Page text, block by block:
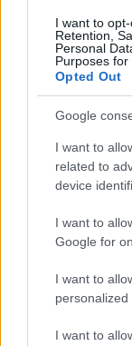
I want to
Retention,
Personal
Purposes for
Opted Out
Google
I want to
related to
device
I want to
Google for
I want to
personalized
I want to
Ο
Αντάμωμα στη